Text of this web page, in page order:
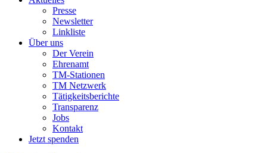
Presse
Newsletter
Linkliste
Über uns
Der Verein
Ehrenamt
TM-Stationen
TM Netzwerk
Tätigkeitsberichte
Transparenz
Jobs
Kontakt
Jetzt spenden